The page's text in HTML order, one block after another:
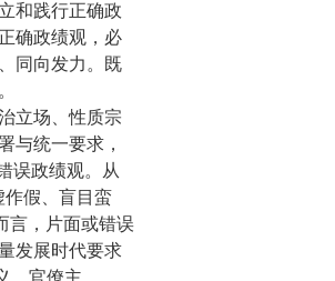
和践行正确政
确政绩观，必
同向发力。既
立场、性质宗
与统一要求，
误政绩观。从
作假、盲目蛮
言，片面或错误
发展时代要求
、官僚主